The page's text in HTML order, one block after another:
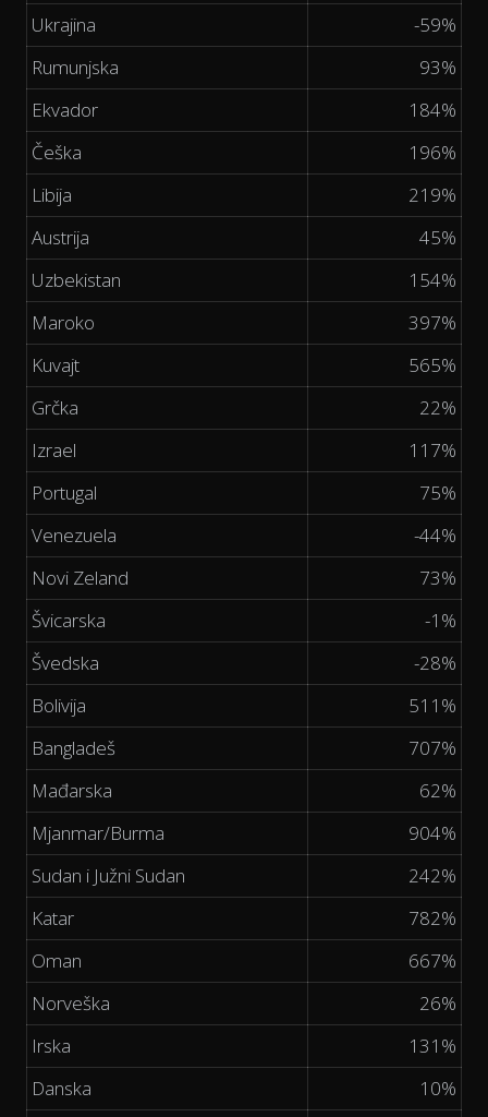
Ukrajina
-59%
Rumunjska
93%
Ekvador
184%
Češka
196%
Libija
219%
Austrija
45%
Uzbekistan
154%
Maroko
397%
Kuvajt
565%
Grčka
22%
Izrael
117%
Portugal
75%
Venezuela
-44%
Novi Zeland
73%
Švicarska
-1%
Švedska
-28%
Bolivija
511%
Bangladeš
707%
Mađarska
62%
Mjanmar/Burma
904%
Sudan i Južni Sudan
242%
Katar
782%
Oman
667%
Norveška
26%
Irska
131%
Danska
10%